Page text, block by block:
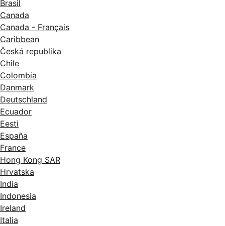
Brasil
Canada
Canada - Français
Caribbean
Česká republika
Chile
Colombia
Danmark
Deutschland
Ecuador
Eesti
España
France
Hong Kong SAR
Hrvatska
India
Indonesia
Ireland
Italia